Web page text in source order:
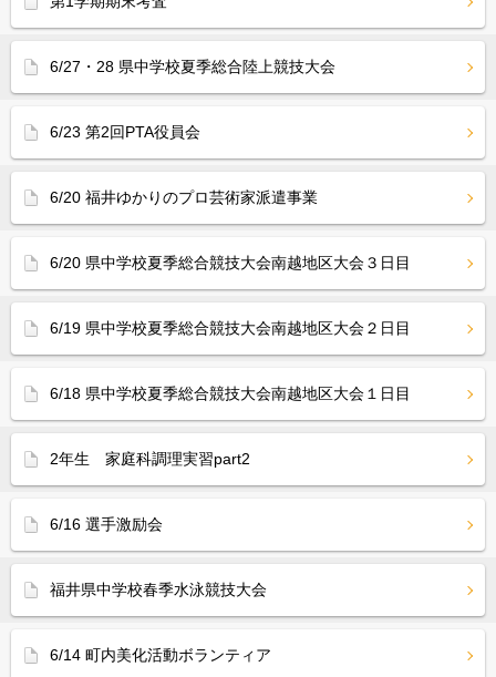
6/27・28 県中学校夏季総合陸上競技大会
6/23 第2回PTA役員会
6/20 福井ゆかりのプロ芸術家派遣事業
6/20 県中学校夏季総合競技大会南越地区大会３日目
6/19 県中学校夏季総合競技大会南越地区大会２日目
6/18 県中学校夏季総合競技大会南越地区大会１日目
2年生 家庭科調理実習part2
6/16 選手激励会
福井県中学校春季水泳競技大会
6/14 町内美化活動ボランティア